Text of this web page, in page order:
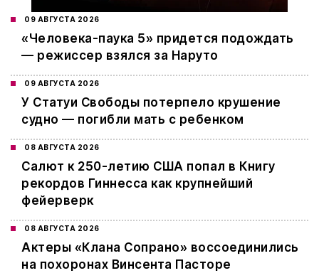
09 АВГУСТА 2026
«Человека-паука 5» придется подождать
— режиссер взялся за Наруто
09 АВГУСТА 2026
У Статуи Свободы потерпело крушение
судно — погибли мать с ребенком
08 АВГУСТА 2026
Салют к 250-летию США попал в Книгу
рекордов Гиннесса как крупнейший
фейерверк
08 АВГУСТА 2026
Актеры «Клана Сопрано» воссоединились
на похоронах Винсента Пасторе